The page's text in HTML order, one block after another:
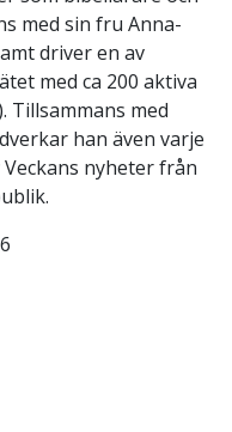
med sin fru Anna-
driver en av
med ca 200 aktiva
Tillsammans med
han även varje
nyheter från